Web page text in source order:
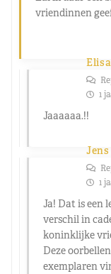
vriendinnen
1
Jaaaaaa.!!
Jens
1
Ja! Dat is een
verschil in
koninklijke
Deze
exemplaren